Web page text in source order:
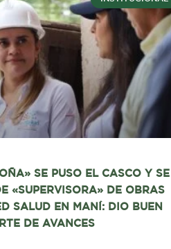
SE PUSO EL CASCO Y SE
«SUPERVISORA» DE OBRAS
SALUD EN MANÍ: DIO BUEN
DE AVANCES